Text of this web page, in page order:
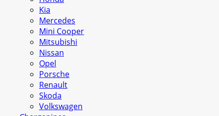
Kia
Mercedes
Mini Cooper
Mitsubishi
Nissan
Opel
Porsche
Renault
Skoda
Volkswagen